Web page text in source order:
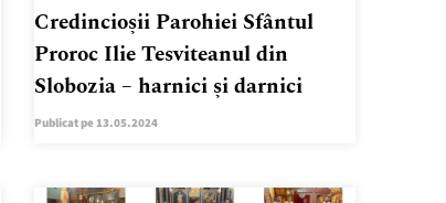
Credincioșii Parohiei Sfântul
Proroc Ilie Tesviteanul din
Slobozia – harnici și darnici
Publicat pe 13.05.2024